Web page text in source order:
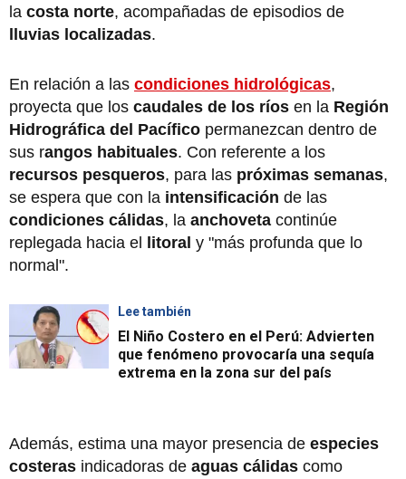
la costa norte, acompañadas de episodios de
lluvias localizadas.
En relación a las condiciones hidrológicas,
proyecta que los caudales de los ríos en la Región
Hidrográfica del Pacífico permanezcan dentro de
sus rangos habituales. Con referente a los
recursos pesqueros, para las próximas semanas,
se espera que con la intensificación de las
condiciones cálidas, la anchoveta continúe
replegada hacia el
litoral y "más profunda que lo
normal".
Lee también
El Niño Costero en el Perú: Advierten
que fenómeno provocaría una sequía
extrema en la zona sur del país
Además, estima una mayor presencia de especies
costeras indicadoras de aguas cálidas como